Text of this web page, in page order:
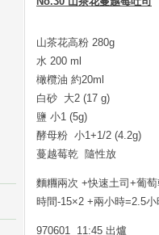
山茶花高粉 280g
水 200 ml
橄欖油 約20ml
白砂 大2 (17 g)
鹽 小1 (5g)
酵母粉 小1+1/2 (4.2g)
蔓越莓乾 隨性放
麵糰兩次 +快速土司+葡
時間-15×2 +兩小時=2.5小
970601 11:45 出爐